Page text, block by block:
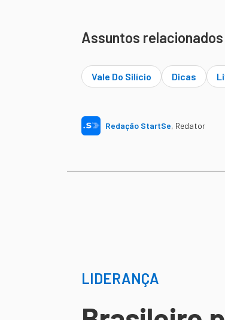
Assuntos relacionados
Vale Do Silício Dicas
Redação StartSe, Redator
LIDERANÇA